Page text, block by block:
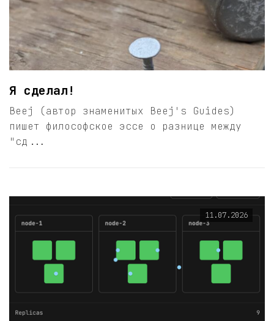
Я сделал!
Beej (автор знаменитых Beej's Guides)
пишет философское эссе о разнице между
"сд...
11.07.2026